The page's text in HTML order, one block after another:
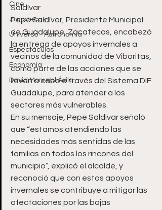
Cine
Zacatecas
Universo - Astronomía
Espectáculos
Economía
David Monreal Ávila
Saldívar
Pepe Saldívar, Presidente Municipal
de Guadalupe, Zacatecas, encabezó
la entrega de apoyos invernales a
vecinos de la comunidad de Viboritas,
como parte de las acciones que se
llevan a cabo a través del Sistema DIF
Guadalupe, para atender a los
sectores más vulnerables.
En su mensaje, Pepe Saldívar señaló
que “estamos atendiendo las
necesidades más sentidas de las
familias en todos los rincones del
municipio”, explicó el alcalde, y
reconoció que con estos apoyos
invernales se contribuye a mitigar las
afectaciones por las bajas